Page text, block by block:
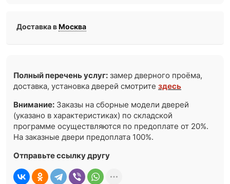
Доставка вМосква
Полный перечень услуг: замер дверного проёма,
доставка, установка дверей смотритездесь
Внимание: Заказы на сборные модели дверей
(указано в характеристиках) по складской
программе осуществляются по предоплате от 20%.
На заказные двери предоплата 100%.
Отправьте ссылку другу